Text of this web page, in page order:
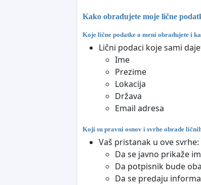
Kako obrađujete moje lične
Koje lične podatke o meni obrađujete i
Lični podaci koje sami
Ime
Prezime
Lokacija
Država
Email adresa
Koji su pravni osnov i svrhe obrade
Vaš pristanak u ove svrhe:
Da se javno prikaže
Da potpisnik bude
Da se predaju